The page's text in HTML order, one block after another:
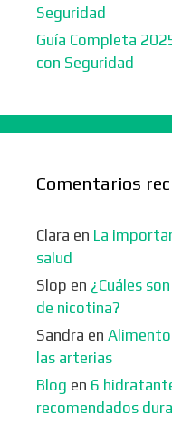
Seguridad
Guía Completa
con Seguridad
Comentarios
Clara en La
salud
Slop en ¿Cuáles
de nicotina?
Sandra en
las arterias
Blog en 6
recomendados